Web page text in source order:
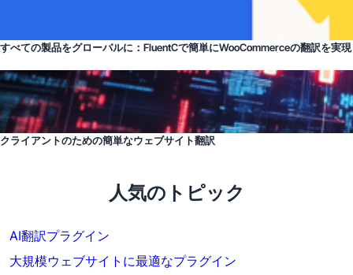
すべての製品をグローバルに：FluentCで簡単にWooCommerceの翻訳を実現
クライアントのための簡単なウェブサイト翻訳
人気のトピック
AI翻訳プラグイン
大規模ウェブサイトに最適なプラグイン